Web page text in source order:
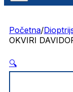
Početna/
OKVIRI
🔍